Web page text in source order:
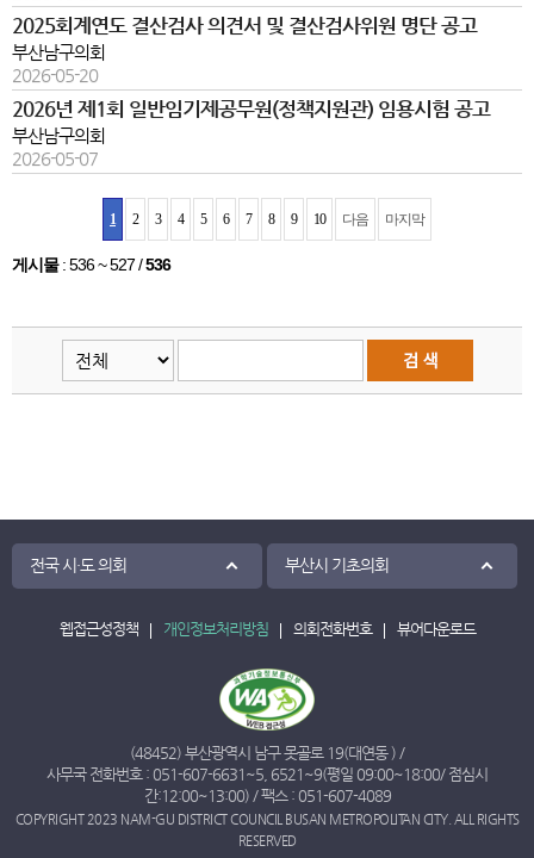
2025회계연도 결산검사 의견서 및 결산검사위원 명단 공고
부산남구의회
2026-05-20
2026년 제1회 일반임기제공무원(정책지원관) 임용시험 공고
부산남구의회
2026-05-07
1 2 3 4 5 6 7 8 9 10 다음 마지막
게시물: 536 ~ 527 /536
전국 시·도 의회 부산시 기초의회
웹접근성정책 개인정보처리방침 의회전화번호 뷰어다운로드
(48452) 부산광역시 남구 못골로 19(대연동 ) /
사무국 전화번호 : 051-607-6631 ~5 6521 ~9(평일 09:00~18:00/ 점심시
간:12:00~13:00) / 팩스 : 051-607-4089
COPYRIGHT 2023 NAM-GU DISTRICT COUNCIL BUSAN METROPOLITAN CITY. ALL RIGHTS
RESERVED